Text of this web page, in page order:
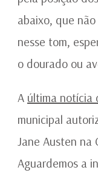
abaixo, que
nesse tom,
o dourado ou
A última notícia
municipal
Jane Austen na
Aguardemos a